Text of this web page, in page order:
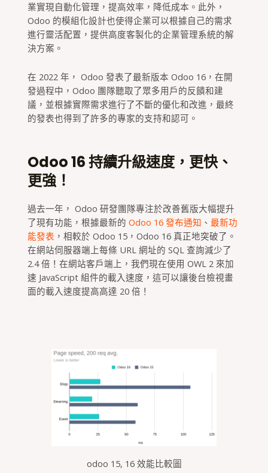
業實現自動化管理，提高效率，降低成本。此外，
Odoo 的模組化設計也使得企業可以根據自己的需求
進行靈活配置，提供高度客製化的企業管理系統的解
決方案。
在 2022 年， Odoo 發表了最新版本 Odoo 16，在開
發過程中，Odoo 團隊聽取了眾多用戶的反饋和建
議，並根據實際需求進行了不斷的優化和改進，最終
的發表也得到了許多的專家的支持和認可。
Odoo 16 持續升級速度，更快、
更強！
過去一年， Odoo 研發團隊專注於改善舊版大幅提升
了現有功能，根據最新的 Odoo 16 發布通知 、 最新功
能發表 ，相較於 Odoo 15，Odoo 16 真正地突破了。
在網站伺服器端上每條 URL 網址的 SQL 查詢減少了
2.4 倍！在網站客戶端上，我們現在使用 OWL 2 來加
速 JavaScript 組件的載入速度，這可以讓後台檢視畫
面的載入速度提高高達 20 倍！
odoo 15, 16 效能比較圖